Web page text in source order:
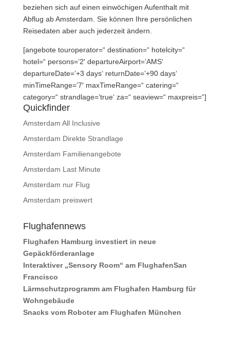
beziehen sich auf einen einwöchigen Aufenthalt mit
Abflug ab Amsterdam. Sie können Ihre persönlichen
Reisedaten aber auch jederzeit ändern.
[angebote touroperator=“ destination=“ hotelcity=“
hotel=“ persons=’2′ departureAirport=’AMS‘
departureDate=’+3 days‘ returnDate=’+90 days‘
minTimeRange=’7′ maxTimeRange=“ catering=“
category=“ strandlage=’true‘ za=“ seaview=“ maxpreis=“]
Quickfinder
Amsterdam All Inclusive
Amsterdam Direkte Strandlage
Amsterdam Familienangebote
Amsterdam Last Minute
Amsterdam nur Flug
Amsterdam preiswert
Flughafennews
Flughafen Hamburg investiert in neue
Gepäckförderanlage
Interaktiver „Sensory Room“ am FlughafenSan
Francisco
Lärmschutzprogramm am Flughafen Hamburg für
Wohngebäude
Snacks vom Roboter am Flughafen München